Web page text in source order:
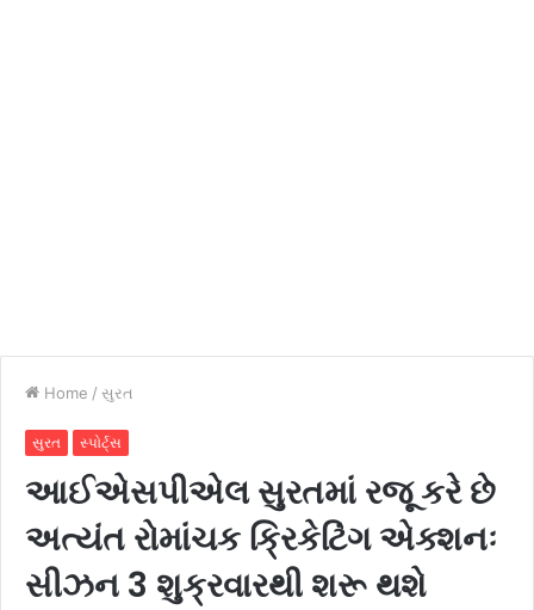
Home / સુરત
સુરત સ્પોર્ટ્સ
આઈએસપીએલ સુરતમાં રજૂ કરે છે
અત્યંત રોમાંચક ક્રિકેટિંગ એક્શનઃ
સીઝન 3 શુક્રવારથી શરૂ થશે